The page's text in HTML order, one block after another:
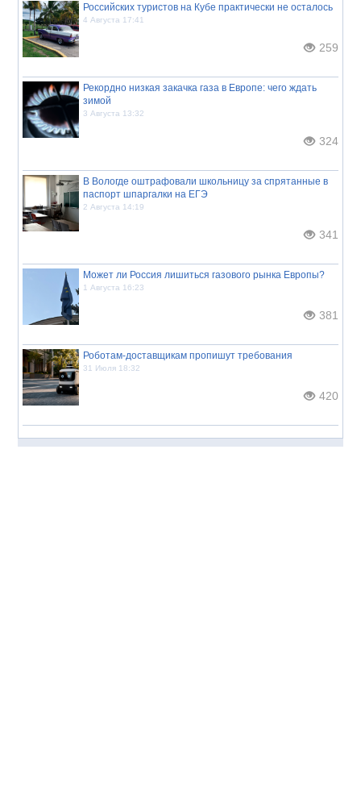
Российских туристов на Кубе практически не осталось
4 Августа 17:41
259
Рекордно низкая закачка газа в Европе: чего ждать
зимой
3 Августа 13:32
324
В Вологде оштрафовали школьницу за спрятанные в
паспорт шпаргалки на ЕГЭ
2 Августа 14:19
341
Может ли Россия лишиться газового рынка Европы?
1 Августа 16:23
381
Роботам-доставщикам пропишут требования
31 Июля 18:32
420